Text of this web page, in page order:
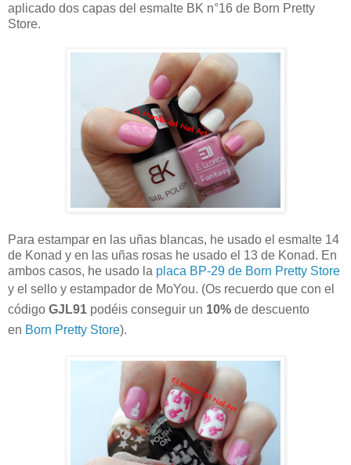
aplicado dos capas del esmalte BK n°16 de Born Pretty
Store.
Para estampar en las uñas blancas, he usado el esmalte 14
de Konad y en las uñas rosas he usado el 13 de Konad. En
ambos casos, he usado la placa BP-29 de Born Pretty Store
y el sello y estampador de MoYou. (Os recuerdo que con el
código GJL91 podéis conseguir un 10% de descuento
en Born Pretty Store).